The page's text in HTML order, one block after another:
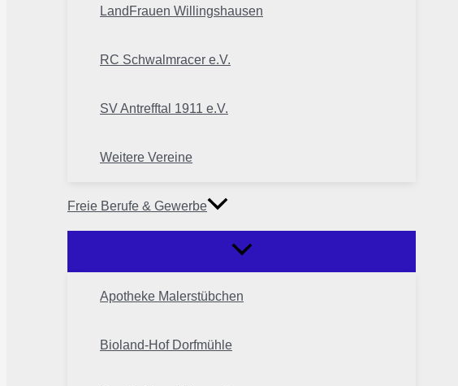
LandFrauen Willingshausen
RC Schwalmracer e.V.
SV Antrefftal 1911 e.V.
Weitere Vereine
Freie Berufe & Gewerbe
Apotheke Malerstübchen
Bioland-Hof Dorfmühle